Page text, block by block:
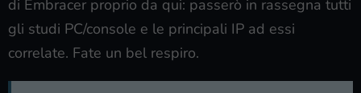
di Embracer proprio da qui: passerò in rassegna tutti
gli studi PC/console e le principali IP ad essi
correlate. Fate un bel respiro.